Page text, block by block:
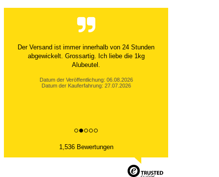
Der Versand ist immer innerhalb von 24 Stunden
abgewickelt. Grossartig. Ich liebe die 1kg
Alubeutel.
Datum der Veröffentlichung: 06.08.2026
Datum der Kauferfahrung: 27.07.2026
1,536 Bewertungen